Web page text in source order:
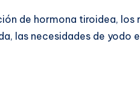
de hormona tiroidea,
las necesidades de yodo